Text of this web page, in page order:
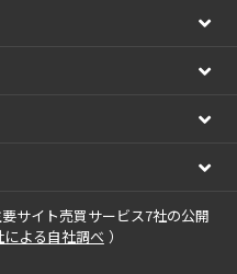
サイト売買サービス7社の公開
よる自社調べ ）